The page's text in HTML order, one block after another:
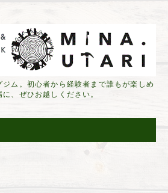
ム。初心者から経験者まで誰もが楽しめ
に、ぜひお越しください。